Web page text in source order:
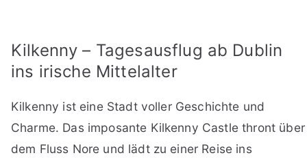
Kilkenny – Tagesausflug ab Dublin
ins irische Mittelalter
Kilkenny ist eine Stadt voller Geschichte und
Charme. Das imposante Kilkenny Castle thront über
dem Fluss Nore und lädt zu einer Reise ins